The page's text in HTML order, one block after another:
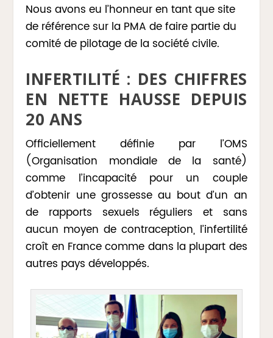
Nous avons eu l’honneur en tant que site
de référence sur la PMA de faire partie du
comité de pilotage de la société civile.
INFERTILITÉ : DES CHIFFRES
EN NETTE HAUSSE DEPUIS
20 ANS
Officiellement définie par l’OMS
(Organisation mondiale de la santé)
comme l’incapacité pour un couple
d’obtenir une grossesse au bout d’un an
de rapports sexuels réguliers et sans
aucun moyen de contraception, l’infertilité
croît en France comme dans la plupart des
autres pays développés.